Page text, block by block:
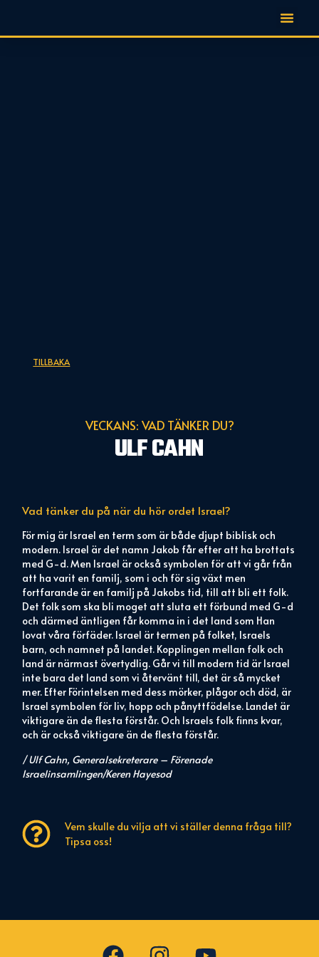
TILLBAKA
VECKANS: VAD TÄNKER DU?
ULF CAHN
Vad tänker du på när du hör ordet Israel?
För mig är Israel en term som är både djupt biblisk och
modern. Israel är det namn Jakob får efter att ha brottats
med G-d. Men Israel är också symbolen för att vi går från
att ha varit en familj, som i och för sig växt men
fortfarande är en familj på Jakobs tid, till att bli ett folk.
Det folk som ska bli moget att sluta ett förbund med G-d
och därmed äntligen får komma in i det land som Han
lovat våra förfäder. Israel är termen på folket, Israels
barn, och namnet på landet. Kopplingen mellan folk och
land är närmast övertydlig. Går vi till modern tid är Israel
inte bara det land som vi återvänt till, det är så mycket
mer. Efter Förintelsen med dess mörker, plågor och död, är
Israel symbolen för liv, hopp och pånyttfödelse. Landet är
viktigare än de flesta förstår. Och Israels folk finns kvar,
och är också viktigare än de flesta förstår.
/ Ulf Cahn, Generalsekreterare – Förenade
Israelinsamlingen/Keren Hayesod
Vem skulle du vilja att vi ställer denna fråga till?
Tipsa oss!